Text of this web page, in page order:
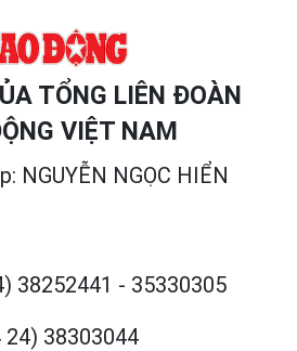
TỔNG LIÊN ĐOÀN
VIỆT NAM
NGUYỄN NGỌC HIỂN
38252441 - 35330305
24) 38303044